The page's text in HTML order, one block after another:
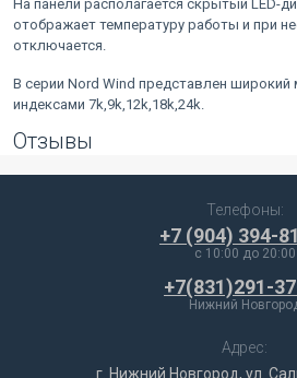
На панели располагается скрытый LED-
отображает температуру работы и при
отключается.
В серии Nord Wind представлен
индексами 7k,9k,12k,18k,24k.
Отзывы
Телефоны:
+7 (904) 394-
c 10:00 до 20:00
+7(831)291-
Нижний
Адрес:
г. Нижний Новгород, ул.